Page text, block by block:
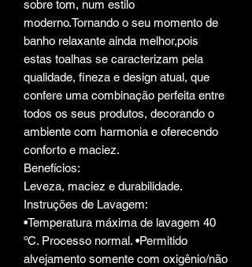
sobre tom, num estilo
moderno.Tornando o seu momento de
banho relaxante ainda melhor,pois
estas toalhas se caracterizam pela
qualidade, fineza e design atual, que
confere uma combinação perfeita entre
todos os seus produtos, decorando o
ambiente com harmonia e oferecendo
conforto e maciez.
Benefícios:
Leveza, maciez e durabilidade.
Instruções de Lavagem:
•Temperatura máxima de lavagem 40
ºC. Processo normal. •Permitido
alvejamento somente com oxigênio/não